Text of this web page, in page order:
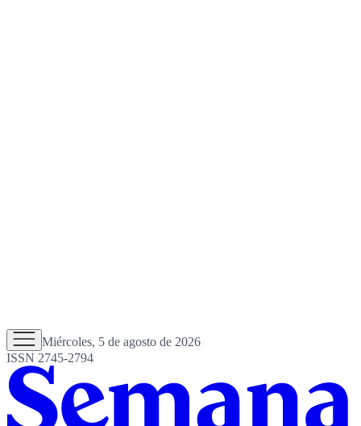
Miércoles, 5 de agosto de 2026
ISSN 2745-2794